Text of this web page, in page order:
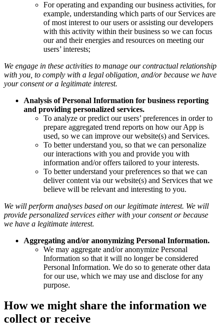
For operating and expanding our business activities, for
example, understanding which parts of our Services are
of most interest to our users or assisting our developers
with this activity within their business so we can focus
our and their energies and resources on meeting our
users’ interests;
We engage in these activities to manage our contractual relationship
with you, to comply with a legal obligation, and/or because we have
your consent or a legitimate interest.
Analysis of Personal Information for business reporting
and providing personalized services.
To analyze or predict our users’ preferences in order to
prepare aggregated trend reports on how our App is
used, so we can improve our website(s) and Services.
To better understand you, so that we can personalize
our interactions with you and provide you with
information and/or offers tailored to your interests.
To better understand your preferences so that we can
deliver content via our website(s) and Services that we
believe will be relevant and interesting to you.
We will perform analyses based on our legitimate interest. We will
provide personalized services either with your consent or because
we have a legitimate interest.
Aggregating and/or anonymizing Personal Information.
We may aggregate and/or anonymize Personal
Information so that it will no longer be considered
Personal Information. We do so to generate other data
for our use, which we may use and disclose for any
purpose.
How we might share the information we
collect or receive